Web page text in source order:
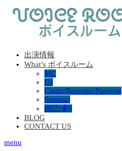
出演情報
What’s ボイスルーム
MC
DJ
Caster/Reporter/Narrator
Seminar
朗読(劇)
BLOG
CONTACT US
menu